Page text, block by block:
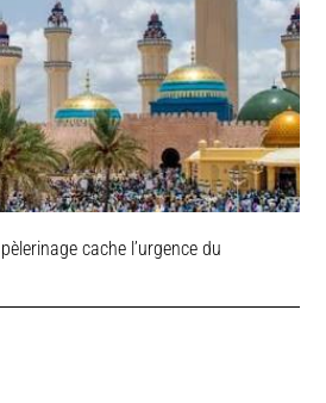
cache l’urgence du